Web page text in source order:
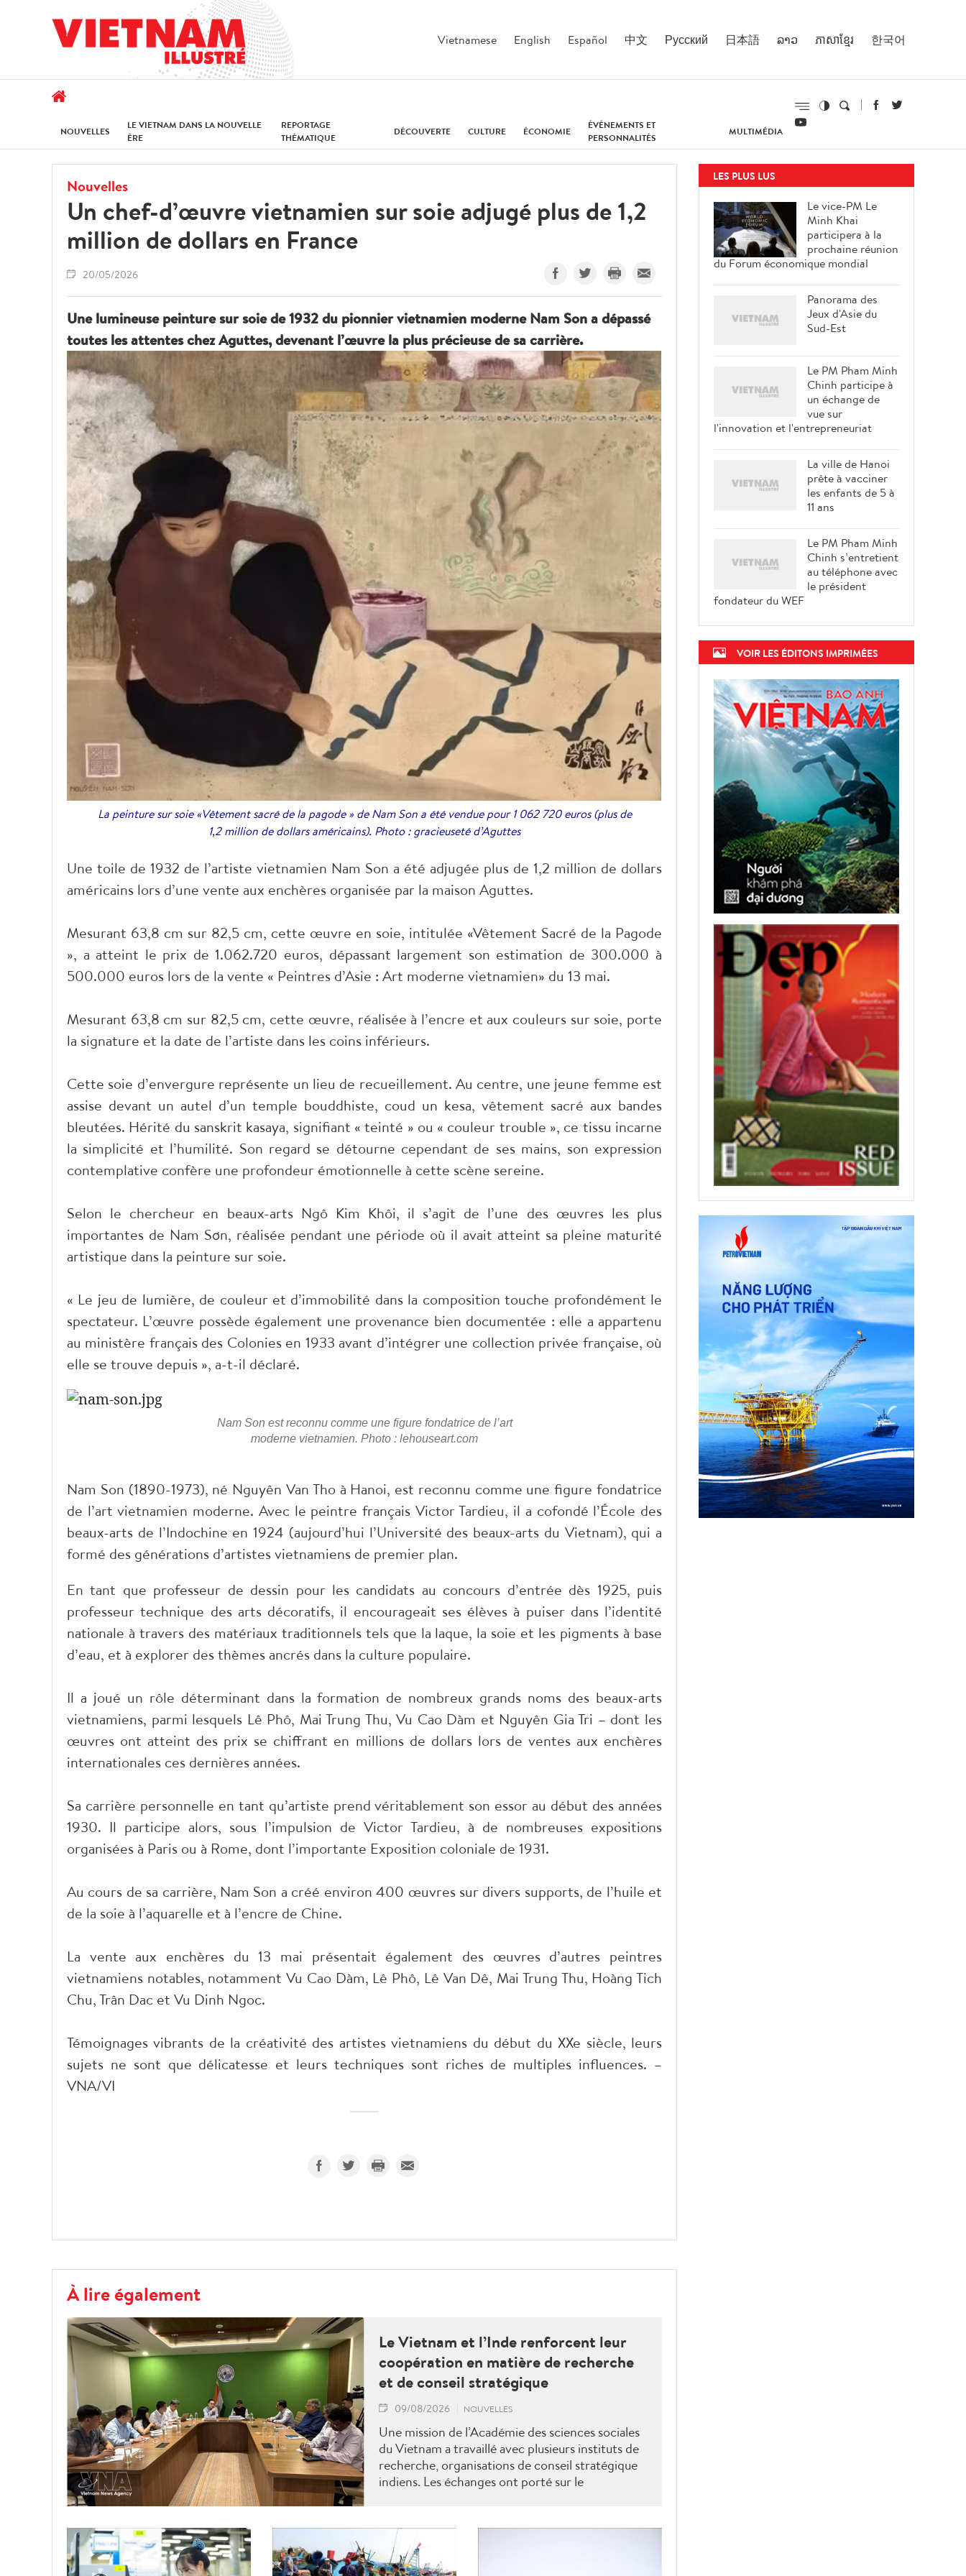
Vietnamese English Español 中文 Русский 日本語 ລາວ ភាសាខ្មែរ 한국어
NOUVELLES
LE VIETNAM DANS LA NOUVELLE
ÈRE
REPORTAGE
THÉMATIQUE
DÉCOUVERTE CULTURE ÉCONOMIE
ÉVÉNEMENTS ET
PERSONNALITÉS
MULTIMÉDIA
Nouvelles
Un chef-d’œuvre vietnamien sur soie adjugé plus de 1,2
million de dollars en France
20/05/2026
Une lumineuse peinture sur soie de 1932 du pionnier vietnamien moderne Nam Son a dépassé
toutes les attentes chez Aguttes, devenant l’œuvre la plus précieuse de sa carrière.
La peinture sur soie «Vêtement sacré de la pagode » de Nam Son a été vendue pour 1 062 720 euros (plus de
1,2 million de dollars américains). Photo : gracieuseté d’Aguttes
Une toile de 1932 de l’artiste vietnamien Nam Son a été adjugée plus de 1,2 million de dollars
américains lors d’une vente aux enchères organisée par la maison Aguttes.
Mesurant 63,8 cm sur 82,5 cm, cette œuvre en soie, intitulée «Vêtement Sacré de la Pagode
», a atteint le prix de 1.062.720 euros, dépassant largement son estimation de 300.000 à
500.000 euros lors de la vente « Peintres d’Asie : Art moderne vietnamien» du 13 mai.
Mesurant 63,8 cm sur 82,5 cm, cette œuvre, réalisée à l’encre et aux couleurs sur soie, porte
la signature et la date de l’artiste dans les coins inférieurs.
Cette soie d’envergure représente un lieu de recueillement. Au centre, une jeune femme est
assise devant un autel d’un temple bouddhiste, coud un kesa, vêtement sacré aux bandes
bleutées. Hérité du sanskrit kasaya, signifiant « teinté » ou « couleur trouble », ce tissu incarne
la simplicité et l’humilité. Son regard se détourne cependant de ses mains, son expression
contemplative confère une profondeur émotionnelle à cette scène sereine.
Selon le chercheur en beaux-arts Ngô Kim Khôi, il s’agit de l’une des œuvres les plus
importantes de Nam Sơn, réalisée pendant une période où il avait atteint sa pleine maturité
artistique dans la peinture sur soie.
« Le jeu de lumière, de couleur et d’immobilité dans la composition touche profondément le
spectateur. L’œuvre possède également une provenance bien documentée : elle a appartenu
au ministère français des Colonies en 1933 avant d’intégrer une collection privée française, où
elle se trouve depuis », a-t-il déclaré.
Nam Son est reconnu comme une figure fondatrice de l’art
moderne vietnamien. Photo : lehouseart.com
Nam Son (1890-1973), né Nguyên Van Tho à Hanoi, est reconnu comme une figure fondatrice
de l’art vietnamien moderne. Avec le peintre français Victor Tardieu, il a cofondé l’École des
beaux-arts de l’Indochine en 1924 (aujourd’hui l’Université des beaux-arts du Vietnam), qui a
formé des générations d’artistes vietnamiens de premier plan.
En tant que professeur de dessin pour les candidats au concours d’entrée dès 1925, puis
professeur technique des arts décoratifs, il encourageait ses élèves à puiser dans l’identité
nationale à travers des matériaux traditionnels tels que la laque, la soie et les pigments à base
d’eau, et à explorer des thèmes ancrés dans la culture populaire.
Il a joué un rôle déterminant dans la formation de nombreux grands noms des beaux-arts
vietnamiens, parmi lesquels Lê Phô, Mai Trung Thu, Vu Cao Dàm et Nguyên Gia Tri – dont les
œuvres ont atteint des prix se chiffrant en millions de dollars lors de ventes aux enchères
internationales ces dernières années.
Sa carrière personnelle en tant qu’artiste prend véritablement son essor au début des années
1930. Il participe alors, sous l’impulsion de Victor Tardieu, à de nombreuses expositions
organisées à Paris ou à Rome, dont l’importante Exposition coloniale de 1931.
Au cours de sa carrière, Nam Son a créé environ 400 œuvres sur divers supports, de l’huile et
de la soie à l’aquarelle et à l’encre de Chine.
La vente aux enchères du 13 mai présentait également des œuvres d’autres peintres
vietnamiens notables, notamment Vu Cao Dàm, Lê Phô, Lê Van Dê, Mai Trung Thu, Hoàng Tich
Chu, Trân Dac et Vu Dinh Ngoc.
Témoignages vibrants de la créativité des artistes vietnamiens du début du XXe siècle, leurs
sujets ne sont que délicatesse et leurs techniques sont riches de multiples influences. –
VNA/VI
À lire également
Le Vietnam et l’Inde renforcent leur
coopération en matière de recherche
et de conseil stratégique
09/08/2026 NOUVELLES
Une mission de l’Académie des sciences sociales
du Vietnam a travaillé avec plusieurs instituts de
recherche, organisations de conseil stratégique
indiens. Les échanges ont porté sur le
et de mise en réseau académique, contribuant
ainsi à approfondir le partenariat stratégique
global renforcé entre le Vietnam et l’Inde.
LES PLUS LUS
Le vice-PM Le
Minh Khai
participera à la
prochaine réunion
du Forum économique mondial
Panorama des
Jeux d'Asie du
Sud-Est
Le PM Pham Minh
Chinh participe à
un échange de
vue sur
l'innovation et l'entrepreneuriat
La ville de Hanoi
prête à vacciner
les enfants de 5 à
11 ans
Le PM Pham Minh
Chinh s’entretient
au téléphone avec
le président
fondateur du WEF
VOIR LES ÉDITONS IMPRIMÉES